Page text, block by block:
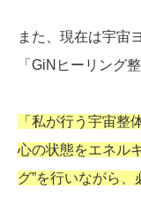
また、現在は宇宙
「GiNヒーリング
「私が行う宇宙整
心の状態をエネル
グ”を行いながら